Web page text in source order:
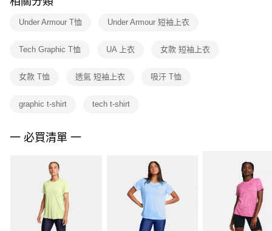
是否繳費成功／繳費後需取消欲退款等相關疑問，請聯繫「AFTEE先享後付
客戶支援中心」https://netprotections.freshdesk.com/support/home
１．透過由恩沛科技股份有限公司提供之「AFTEE先享後付」服務完成之交
權轉讓予恩沛科技股份有限公司。
３．未成年的使用者請事先徵得法定代理人或監護人之同意方可使用
４．使用「AFTEE先享後付」時，將依據個別帳號之用戶狀況，依本公司即
請求用戶進行身份認證。
５．嚴禁一人註冊多個帳號或使用他人資訊註冊。若發現惡意使用之情形，
恩沛科技股份有限公司將有權停止該用戶之使用額度並採取法律行動。
Under Armour T恤 Under Armour 短袖上衣
Tech Graphic T恤 UA 上衣 女款 短袖上衣
女款 T恤 透氣 短袖上衣 吸汗 T恤
graphic t-shirt tech t-shirt
一 必買清單 一